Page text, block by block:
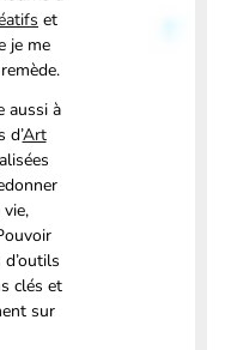
et
je me
aussi à
d’Art
clés et
sur